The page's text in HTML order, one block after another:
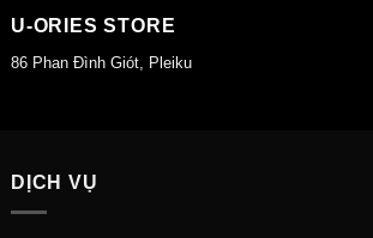
U-ORIES STORE
86 Phan Đình Giót, Pleiku
DỊCH VỤ